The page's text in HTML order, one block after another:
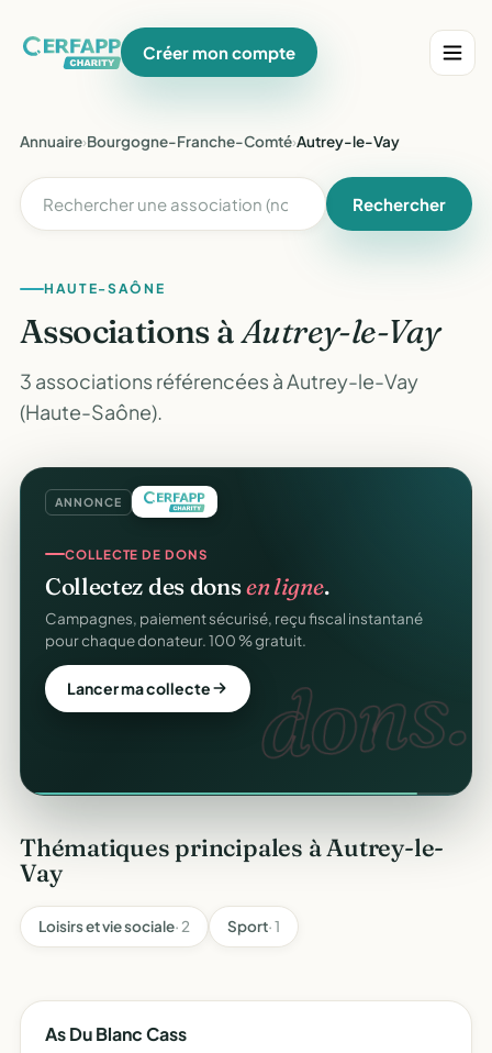
Créer mon compte
Annuaire›Bourgogne-Franche-Comté›Autrey-le-Vay
Rechercher
HAUTE-SAÔNE
Associations àAutrey-le-Vay
3 associations référencées à Autrey-le-Vay
(Haute-Saône).
ANNONCE
dons.
COLLECTE DE DONS
Collectez des donsen ligne.
Campagnes, paiement sécurisé, reçu fiscal instantané
pour chaque donateur. 100 % gratuit.
Lancer ma collecte
Thématiques principales à Autrey-le-
Vay
Loisirs et vie sociale· 2 Sport· 1
As Du Blanc Cass